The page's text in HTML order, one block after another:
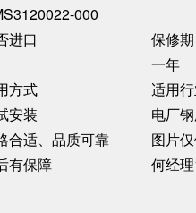
000
进口
保修期
一年
方式
适用
安装
电厂
合适、品质可靠
图片
有保障
何经